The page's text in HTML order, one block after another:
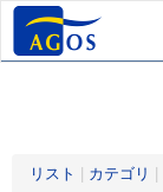
リスト カテゴリ